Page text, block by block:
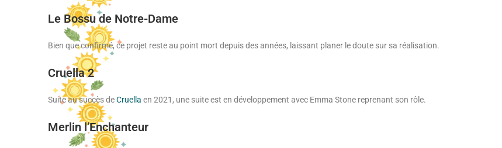
Le Bossu de Notre-Dame
Bien que confirmé, ce projet reste au point mort depuis des années, laissant planer le doute sur sa réalisation.
Cruella 2
Suite au succès deCruella en 2021, une suite est en développement avec Emma Stone reprenant son rôle.
Merlin l’Enchanteur